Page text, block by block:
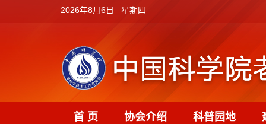
2026年8月6日 星期四
首 页 协会介绍 科普园地